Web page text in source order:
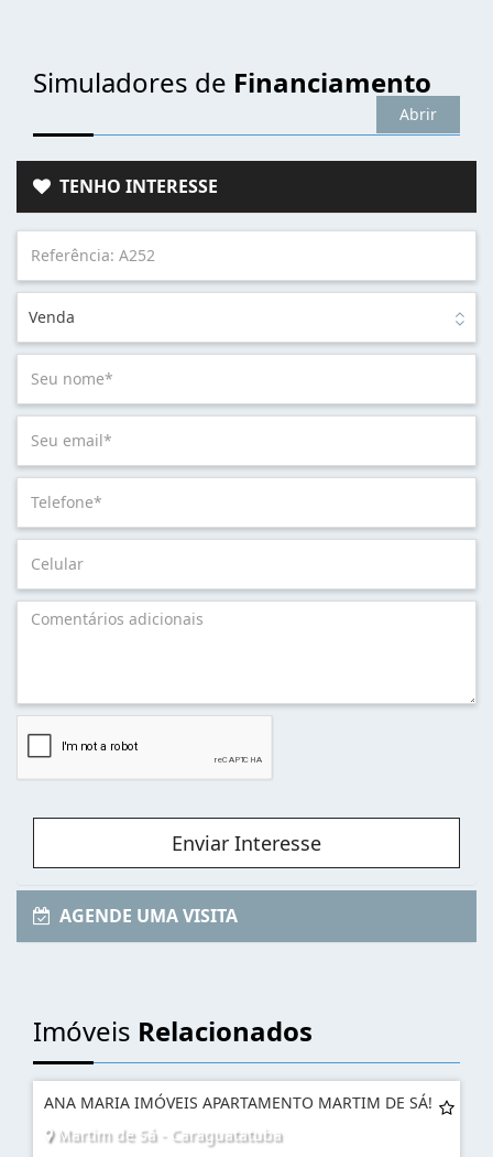
Simuladores de Financiamento
Abrir
TENHO INTERESSE
Venda
Enviar Interesse
AGENDE UMA VISITA
Imóveis Relacionados
ANA MARIA IMÓVEIS APARTAMENTO MARTIM DE SÁ!
Martim de Sá - Caraguatatuba